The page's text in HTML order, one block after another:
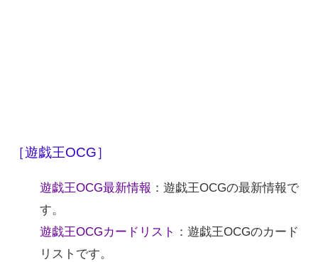
［遊戯王OCG］
遊戯王OCG最新情報 ：遊戯王OCGの最新情報で
す。
遊戯王OCGカードリスト ：遊戯王OCGのカード
リストです。